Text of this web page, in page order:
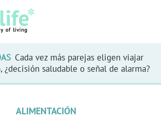
Cada vez más parejas eligen viajar
¿decisión saludable o señal de alarma?
ALIMENTACIÓN